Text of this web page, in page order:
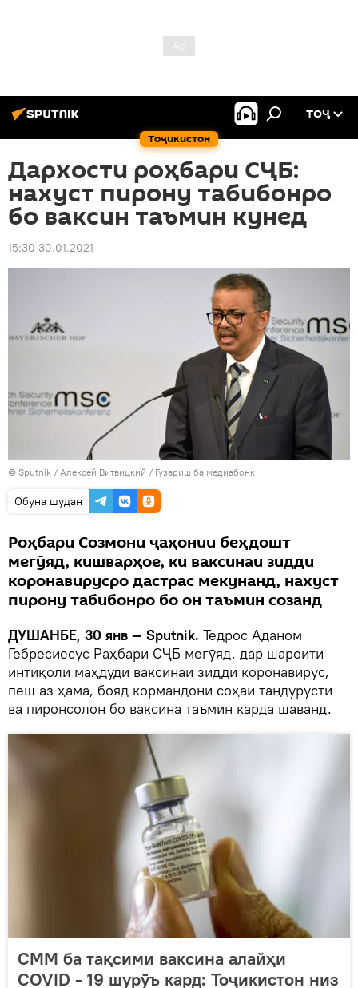
Тоҷикистон
ТОҶ
Дархости роҳбари СҶБ:
нахуст пирону табибонро
бо ваксин таъмин кунед
15:30 30.01.2021
© Sputnik / Алексей Витвицкий / Гузариш ба медиабонк
Обуна шудан
Роҳбари Созмони ҷаҳонии беҳдошт
мегӯяд, кишварҳое, ки ваксинаи зидди
коронавирусро дастрас мекунанд, нахуст
пирону табибонро бо он таъмин созанд
ДУШАНБЕ, 30 янв — Sputnik. Тедрос Аданом
Гебресиесус Раҳбари СҶБ мегӯяд, дар шароити
интиқоли маҳдуди ваксинаи зидди коронавирус,
пеш аз ҳама, бояд кормандони соҳаи тандурустӣ
ва пиронсолон бо ваксина таъмин карда шаванд.
СММ ба тақсими ваксина алайҳи
COVID - 19 шурӯъ кард: Тоҷикистон низ